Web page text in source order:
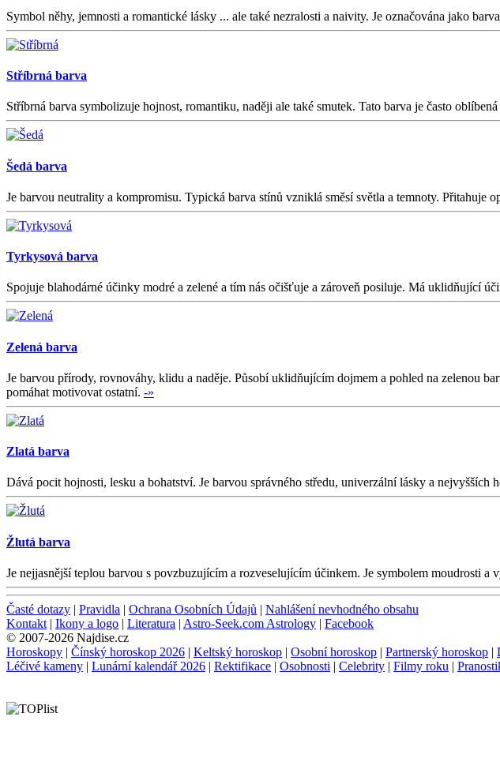
Symbol něhy, jemnosti a romantické lásky ... ale také nezralosti a naivity. Je označována jako
Stříbrná barva
Stříbrná barva symbolizuje hojnost, romantiku, naději ale také smutek. Tato barva je často
Šedá barva
Je barvou neutrality a kompromisu. Typická barva stínů vzniklá směsí světla a temnoty. Přitahuje
Tyrkysová barva
Spojuje blahodárné účinky modré a zelené a tím nás očišťuje a zároveň posiluje. Má uklidňující
Zelená barva
Je barvou přírody, rovnováhy, klidu a naděje. Působí uklidňujícím dojmem a pohled na zelenou
pomáhat motivovat ostatní. -»
Zlatá barva
Dává pocit hojnosti, lesku a bohatství. Je barvou správného středu, univerzální lásky a
Žlutá barva
Je nejjasnější teplou barvou s povzbuzujícím a rozveselujícím účinkem. Je symbolem moudrosti
Časté dotazy | Pravidla | Ochrana Osobních Údajů | Nahlášení nevhodného obsahu
Kontakt | Ikony a logo | Literatura | Astro-Seek.com Astrology | Facebook
© 2007-2026 Najdise.cz
Horoskopy | Čínský horoskop 2026 | Keltský horoskop | Osobní horoskop | Partnerský horoskop |
Léčivé kameny | Lunární kalendář 2026 | Rektifikace | Osobnosti | Celebrity | Filmy roku |